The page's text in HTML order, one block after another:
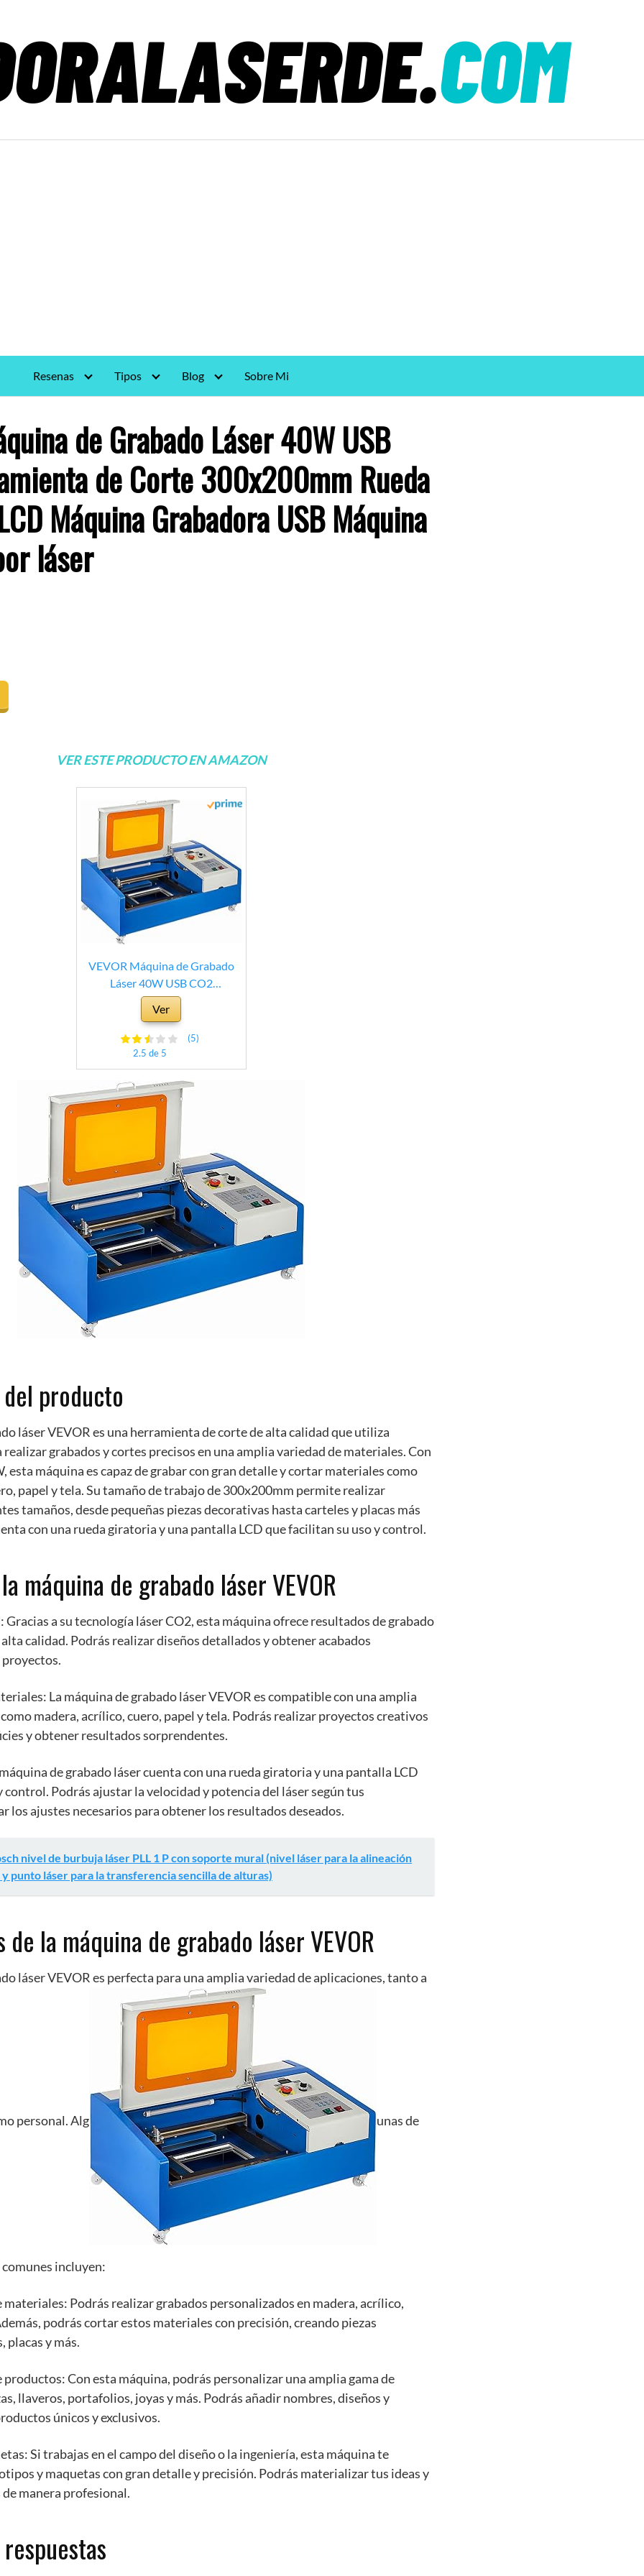
Resenas Tipos Blog Sobre Mi
de Grabado Láser 40W USB
de Corte 300x200mm Rueda
Máquina Grabadora USB Máquina
láser
VER ESTE PRODUCTO EN AMAZON
VEVOR Máquina de Grabado
Láser 40W USB CO2
Herramienta de Corte
300x200mm Rueda Giratoria
LCD Máquina Grabadora USB
Máquina de corte por láser
Ver
2.5 de 5
(5)
producto
láser VEVOR es una herramienta de corte de alta calidad que utiliza
grabados y cortes precisos en una amplia variedad de materiales. Con
esta máquina es capaz de grabar con gran detalle y cortar materiales como
papel y tela. Su tamaño de trabajo de 300x200mm permite realizar
tamaños, desde pequeñas piezas decorativas hasta carteles y placas más
con una rueda giratoria y una pantalla LCD que facilitan su uso y control.
máquina de grabado láser VEVOR
Gracias a su tecnología láser CO2, esta máquina ofrece resultados de grabado
calidad. Podrás realizar diseños detallados y obtener acabados
La máquina de grabado láser VEVOR es compatible con una amplia
madera, acrílico, cuero, papel y tela. Podrás realizar proyectos creativos
y obtener resultados sorprendentes.
de grabado láser cuenta con una rueda giratoria y una pantalla LCD
control. Podrás ajustar la velocidad y potencia del láser según tus
los ajustes necesarios para obtener los resultados deseados.
nivel de burbuja láser PLL 1 P con soporte mural (nivel láser para la alineación
punto láser para la transferencia sencilla de alturas)
la máquina de grabado láser VEVOR
láser VEVOR es perfecta para una amplia variedad de aplicaciones, tanto a
personal. Alg unas de
incluyen:
materiales: Podrás realizar grabados personalizados en madera, acrílico,
podrás cortar estos materiales con precisión, creando piezas
placas y más.
productos: Con esta máquina, podrás personalizar una amplia gama de
llaveros, portafolios, joyas y más. Podrás añadir nombres, diseños y
únicos y exclusivos.
Si trabajas en el campo del diseño o la ingeniería, esta máquina te
y maquetas con gran detalle y precisión. Podrás materializar tus ideas y
manera profesional.